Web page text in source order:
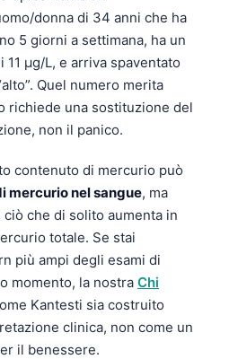
donna di 34 anni che ha
5 giorni a settimana, ha un
µg/L, e arriva spaventato
Quel numero merita
richiede una sostituzione del
non il panico.
contenuto di mercurio può
mercurio nel sangue, ma
ciò che di solito aumenta in
totale. Se stai
più ampi degli esami di
momento, la nostra Chi
Kantesti sia costruito
clinica, non come un
il benessere.